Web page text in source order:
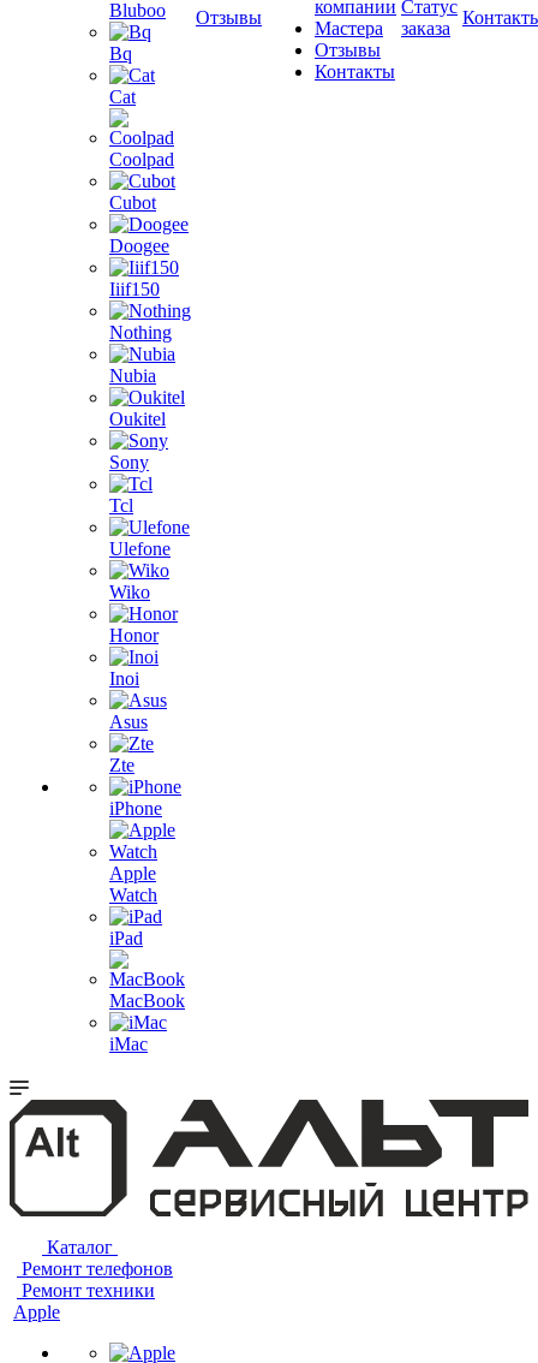
Bluboo
Bq
Cat
Coolpad
Cubot
Doogee
Iiif150
Nothing
Nubia
Oukitel
Sony
Tcl
Ulefone
Wiko
Honor
Inoi
Asus
Zte
iPhone
Apple
Watch
iPad
MacBook
iMac
Отзывы
компании
Мастера
Отзывы
Контакты
Статус
заказа
Каталог
Ремонт телефонов
Ремонт техники
Apple